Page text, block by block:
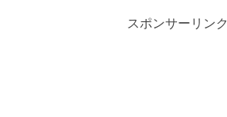
スポンサーリンク